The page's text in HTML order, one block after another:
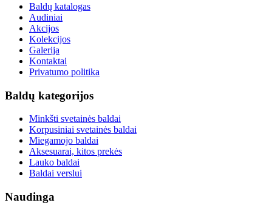
Baldų katalogas
Audiniai
Akcijos
Kolekcijos
Galerija
Kontaktai
Privatumo politika
Baldų kategorijos
Minkšti svetainės baldai
Korpusiniai svetainės baldai
Miegamojo baldai
Aksesuarai, kitos prekės
Lauko baldai
Baldai verslui
Naudinga